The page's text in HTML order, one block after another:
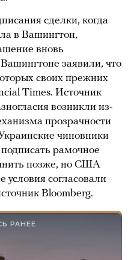
сделки, когда
в Вашингтон,
вновь
заявили, что
своих прежних
Times. Источник
возникли из-
прозрачности
чиновники
рамочное
позже, но США
условия согласовали
Bloomberg.
РАНЕЕ